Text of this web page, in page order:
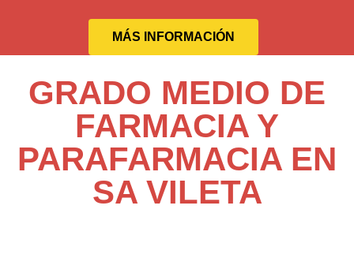
MÁS INFORMACIÓN
GRADO MEDIO DE
FARMACIA Y
PARAFARMACIA EN
SA VILETA